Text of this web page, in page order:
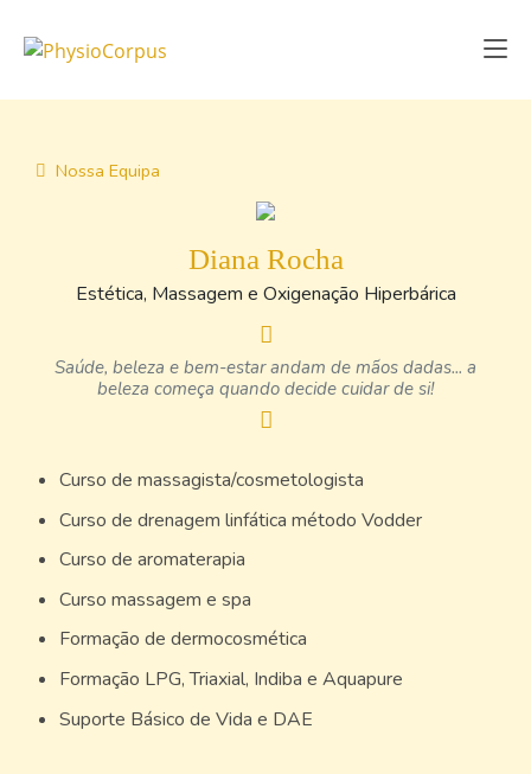
Nossa Equipa
Diana Rocha
Estética, Massagem e Oxigenação Hiperbárica
Saúde, beleza e bem-estar andam de mãos dadas... a
beleza começa quando decide cuidar de si!
Curso de massagista/cosmetologista
Curso de drenagem linfática método Vodder
Curso de aromaterapia
Curso massagem e spa
Formação de dermocosmética
Formação LPG, Triaxial, Indiba e Aquapure
Suporte Básico de Vida e DAE